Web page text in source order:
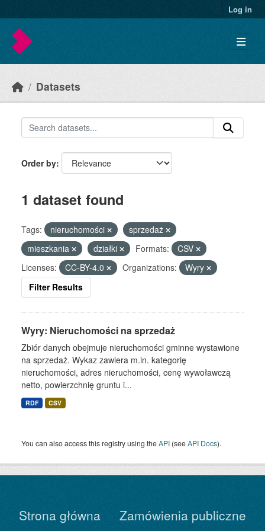
Log in
Datasets
Order by
1 dataset found
Tags: nieruchomości
sprzedaż
mieszkania
działki Formats:
CSV
Licenses:
CC-BY-4.0 Organizations:
Wyry
Filter Results
Wyry: Nieruchomości na sprzedaż
Zbiór danych obejmuje nieruchomości gminne wystawione
na sprzedaż. Wykaz zawiera m.in. kategorię
nieruchomości, adres nieruchomości, cenę wywoławczą
netto, powierzchnię gruntu i...
RDF CSV
You can also access this registry using theAPI (seeAPI Docs).
Strona główna Zamówienia publiczne